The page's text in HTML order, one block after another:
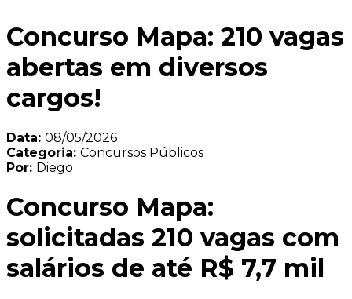
Concurso Mapa: 210 vagas
abertas em diversos
cargos!
Data: 08/05/2026
Categoria: Concursos Públicos
Por: Diego
Concurso Mapa:
solicitadas 210 vagas com
salários de até R$ 7,7 mil